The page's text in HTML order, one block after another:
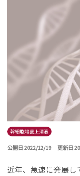
幹細胞培養上清液
公開日 2022/12/19 更新日
近年、急速に発展し